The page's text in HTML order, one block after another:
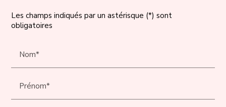
Les champs indiqués par un astérisque (*) sont
obligatoires
Nom*
Prénom*